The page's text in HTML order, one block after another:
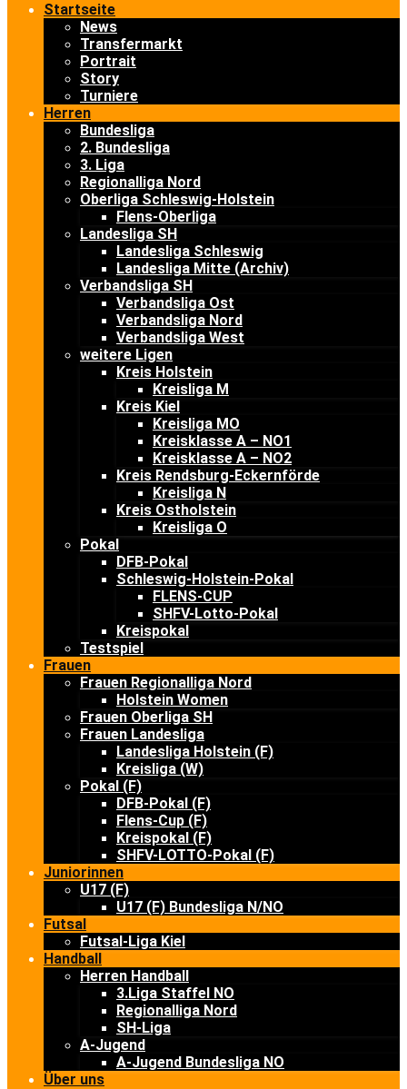
Startseite
News
Transfermarkt
Portrait
Story
Turniere
Herren
Bundesliga
2. Bundesliga
3. Liga
Regionalliga Nord
Oberliga Schleswig-Holstein
Flens-Oberliga
Landesliga SH
Landesliga Schleswig
Landesliga Mitte (Archiv)
Verbandsliga SH
Verbandsliga Ost
Verbandsliga Nord
Verbandsliga West
weitere Ligen
Kreis Holstein
Kreisliga M
Kreis Kiel
Kreisliga MO
Kreisklasse A – NO1
Kreisklasse A – NO2
Kreis Rendsburg-Eckernförde
Kreisliga N
Kreis Ostholstein
Kreisliga O
Pokal
DFB-Pokal
Schleswig-Holstein-Pokal
FLENS-CUP
SHFV-Lotto-Pokal
Kreispokal
Testspiel
Frauen
Frauen Regionalliga Nord
Holstein Women
Frauen Oberliga SH
Frauen Landesliga
Landesliga Holstein (F)
Kreisliga (W)
Pokal (F)
DFB-Pokal (F)
Flens-Cup (F)
Kreispokal (F)
SHFV-LOTTO-Pokal (F)
Juniorinnen
U17 (F)
U17 (F) Bundesliga N/NO
Futsal
Futsal-Liga Kiel
Handball
Herren Handball
3.Liga Staffel NO
Regionalliga Nord
SH-Liga
A-Jugend
A-Jugend Bundesliga NO
Über uns